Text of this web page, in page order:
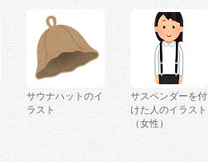
サウナハットのイ
ラスト
サスペンダーを付
けた人のイラスト
（女性）